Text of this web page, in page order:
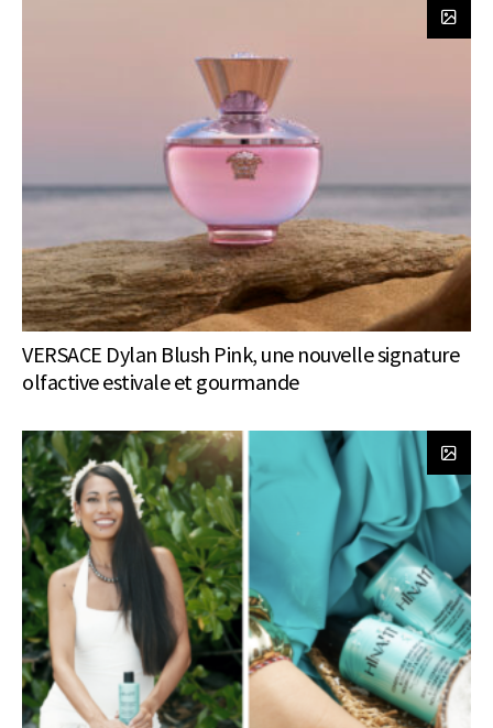
VERSACE Dylan Blush Pink, une nouvelle signature
olfactive estivale et gourmande